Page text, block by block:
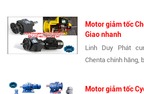
Motor giảm tốc
Giao nhanh
Linh Duy Phát
Chenta chính hãng,
Motor giảm tốc